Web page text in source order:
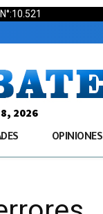
2026
OPINIONES